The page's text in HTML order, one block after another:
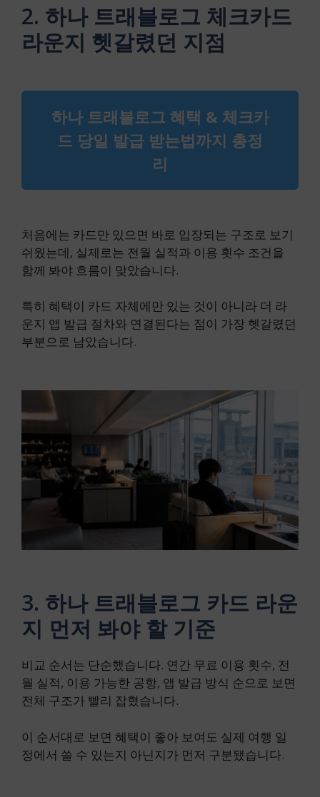
2. 하나 트래블로그 체크카드
라운지 헷갈렸던 지점
하나 트래블로그 혜택 & 체크카
드 당일 발급 받는법까지 총정
리
처음에는 카드만 있으면 바로 입장되는 구조로 보기
쉬웠는데, 실제로는 전월 실적과 이용 횟수 조건을
함께 봐야 흐름이 맞았습니다.
특히 혜택이 카드 자체에만 있는 것이 아니라 더 라
운지 앱 발급 절차와 연결된다는 점이 가장 헷갈렸던
부분으로 남았습니다.
3. 하나 트래블로그 카드 라운
지 먼저 봐야 할 기준
비교 순서는 단순했습니다. 연간 무료 이용 횟수, 전
월 실적, 이용 가능한 공항, 앱 발급 방식 순으로 보면
전체 구조가 빨리 잡혔습니다.
이 순서대로 보면 혜택이 좋아 보여도 실제 여행 일
정에서 쓸 수 있는지 아닌지가 먼저 구분됐습니다.